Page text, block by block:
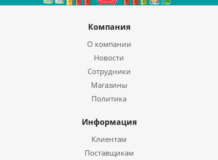
Компания
О компании
Новости
Сотрудники
Магазины
Политика
Информация
Клиентам
Поставщикам